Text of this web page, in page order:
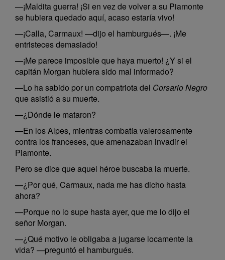
—¡Maldita guerra! ¡Si en vez de volver a su Piamonte
se hubiera quedado aquí, acaso estaría vivo!
—¡Calla, Carmaux! —dijo el hamburgués—. ¡Me
entristeces demasiado!
—¡Me parece imposible que haya muerto! ¿Y si el
capitán Morgan hubiera sido mal informado?
—Lo ha sabido por un compatriota del Corsario Negro
que asistió a su muerte.
—¿Dónde le mataron?
—En los Alpes, mientras combatía valerosamente
contra los franceses, que amenazaban invadir el
Piamonte.
Pero se dice que aquel héroe buscaba la muerte.
—¿Por qué, Carmaux, nada me has dicho hasta
ahora?
—Porque no lo supe hasta ayer, que me lo dijo el
señor Morgan.
—¿Qué motivo le obligaba a jugarse locamente la
vida? —preguntó el hamburgués.